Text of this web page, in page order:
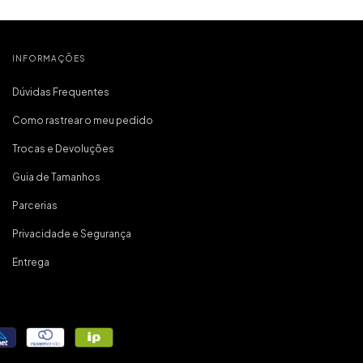
virei fã da
INFORMAÇÕES
Dúvidas Frequentes
Como rastrear o meu pedido
Trocas e Devoluções
Guia de Tamanhos
Parcerias
Privacidade e Segurança
Entrega